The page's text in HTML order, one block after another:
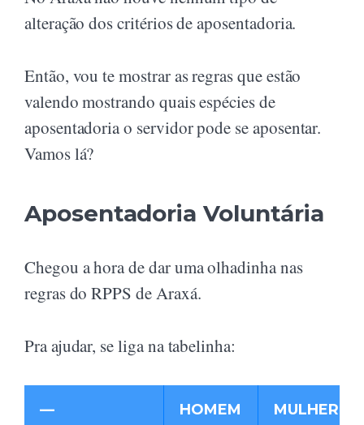
alteração dos critérios de aposentadoria.
Então, vou te mostrar as regras que estão
valendo mostrando quais espécies de
aposentadoria o servidor pode se aposentar.
Vamos lá?
Aposentadoria Voluntária
Chegou a hora de dar uma olhadinha nas
regras do RPPS de Araxá.
Pra ajudar, se liga na tabelinha:
— HOMEM MULHER